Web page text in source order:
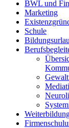
BWL und
Marketing
Schule